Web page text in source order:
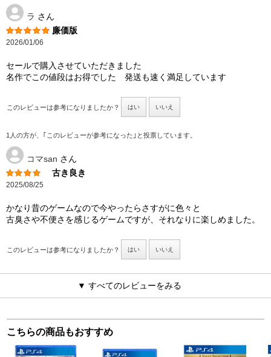
ラ さん
廉価版
2026/01/06
セールで購入させていただきました
名作でこの値段はお得でした 発送も速く満足しています
このレビューは参考になりましたか？ はい いいえ
1人の方が、｢このレビューが参考になった｣と投票しています。
コマsan さん
古き良き
2025/08/25
かなり昔のゲームなので今やったらさすがに色々と
古臭さや不便さを感じるゲームですが、それなりに楽しめました。
このレビューは参考になりましたか？ はい いいえ
▼ すべてのレビューをみる
こちらの商品もおすすめ